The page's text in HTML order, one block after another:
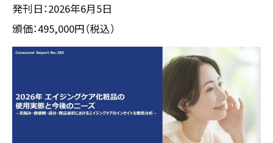
発刊日：2026年6月5日
頒価：495,000円（税込）